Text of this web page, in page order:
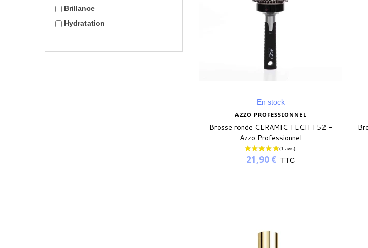
Brillance
Hydratation
En stock
AZZO PROFESSIONNEL
Brosse ronde CERAMIC TECH T52 -
Azzo Professionnel
21,90 € TTC